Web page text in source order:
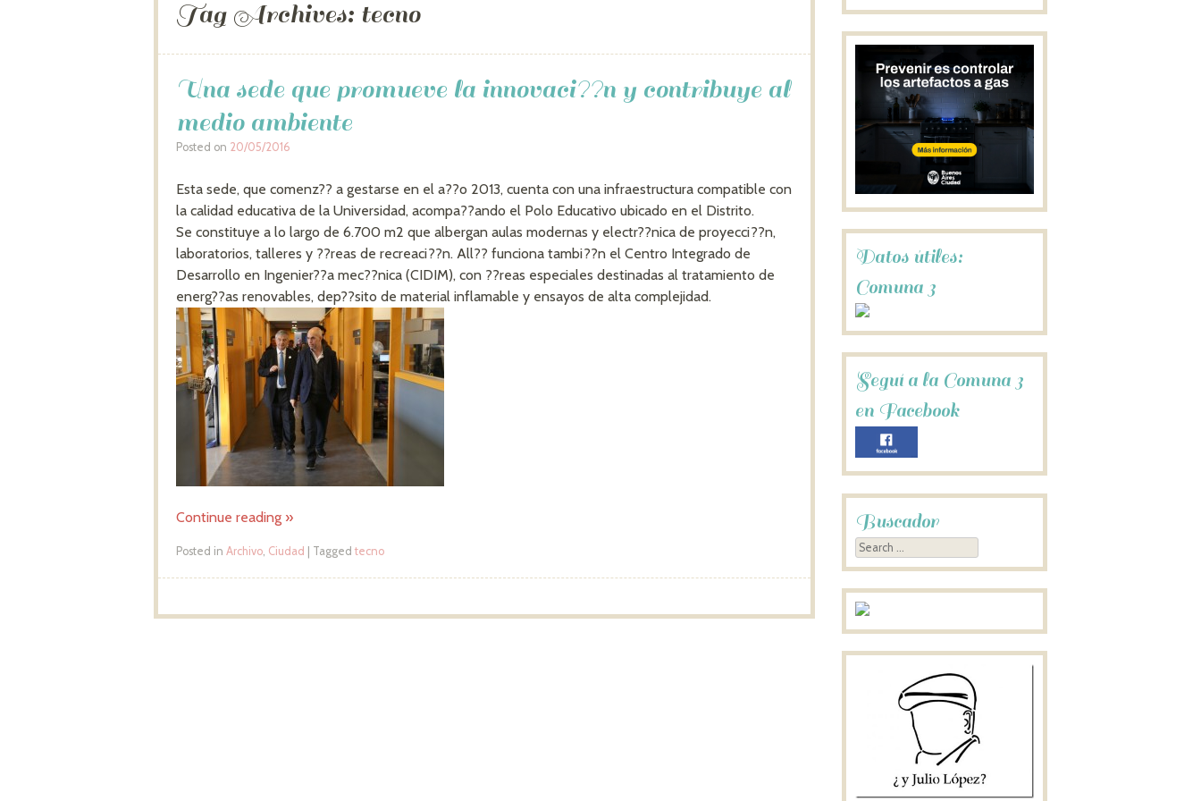
Tag Archives: tecno
Una sede que promueve la innovaci??n y contribuye al
medio ambiente
Posted on 20/05/2016
Esta sede, que comenz?? a gestarse en el a??o 2013, cuenta con una infraestructura compatible con
la calidad educativa de la Universidad, acompa??ando el Polo Educativo ubicado en el Distrito.
Se constituye a lo largo de 6.700 m2 que albergan aulas modernas y electr??nica de proyecci??n,
laboratorios, talleres y ??reas de recreaci??n. All?? funciona tambi??n el Centro Integrado de
Desarrollo en Ingenier??a mec??nica (CIDIM), con ??reas especiales destinadas al tratamiento de
energ??as renovables, dep??sito de material inflamable y ensayos de alta complejidad.
Continue reading »
Posted in Archivo, Ciudad Tagged tecno
Post navigation
Datos útiles:
Comuna 3
Seguí a la Comuna 3
en Facebook
Buscador
Search